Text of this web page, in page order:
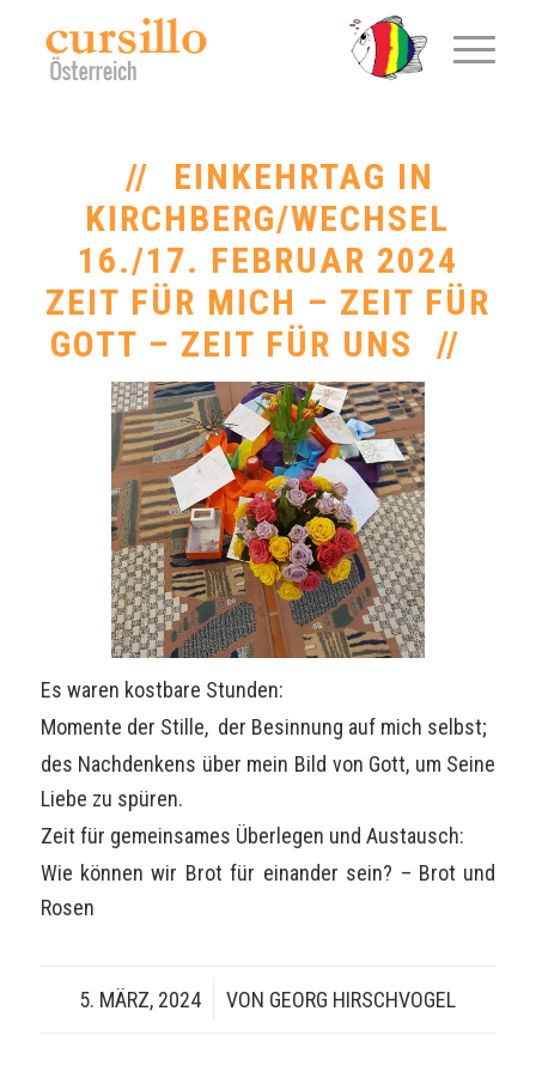
EINKEHRTAG IN
KIRCHBERG/WECHSEL
16./17. FEBRUAR 2024
ZEIT FÜR MICH – ZEIT FÜR
GOTT – ZEIT FÜR UNS
Es waren kostbare Stunden:
Momente der Stille, der Besinnung auf mich selbst;
des Nachdenkens über mein Bild von Gott, um Seine
Liebe zu spüren.
Zeit für gemeinsames Überlegen und Austausch:
Wie können wir Brot für einander sein? – Brot und
Rosen
5. MÄRZ, 2024
/ VON GEORG HIRSCHVOGEL